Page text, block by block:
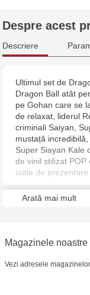
Jucărenia
Despre acest
Descriere
Ultimul set de
Dragon Ball atât
pe Gohan care se
de relaxat, liderul
criminali Saiyan,
mustață
Super Siayan Kale
de vinil stilizat
cutie de
Arată mai mult
Magazinele noastre
Vezi adresele magazinelor